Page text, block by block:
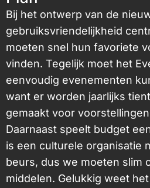
Bij het ontwerp van de
gebruiksvriendelijkheid
moeten snel hun favoriete
vinden. Tegelijk moet het
eenvoudig evenementen
want er worden jaarlijks
gemaakt voor
Daarnaast speelt budget
is een culturele organisatie
beurs, dus we moeten slim
middelen. Gelukkig weet